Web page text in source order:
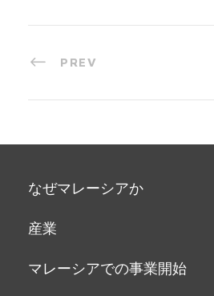
PREV
なぜマレーシアか
産業
マレーシアでの事業開始